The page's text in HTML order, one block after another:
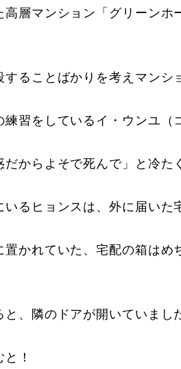
高層マンション「グリーンホ
することばかりを考えマンシ
習をしているイ・ウンユ（
だからよそで死んで」と冷た
るヒョンスは、外に届いた
置かれていた、宅配の箱はめ
、隣のドアが開いていまし
！